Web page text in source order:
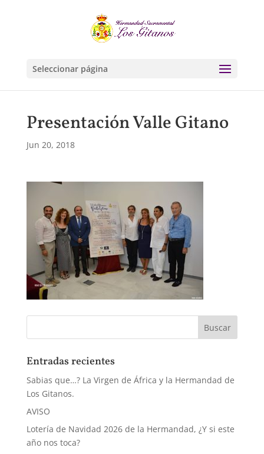
Seleccionar página
Presentación Valle Gitano
Jun 20, 2018
Entradas recientes
Sabias que…? La Virgen de África y la Hermandad de
Los Gitanos.
AVISO
Lotería de Navidad 2026 de la Hermandad, ¿Y si este
año nos toca?